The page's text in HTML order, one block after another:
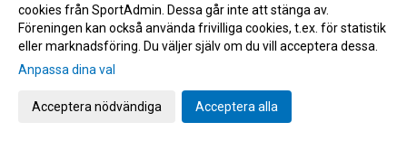
Norrby inledde lägret med ett kryss mot Varberg
Anton Cajtoft förlänger med Norrby: "Trivs väldigt bra här" 2022-06-15 17:00
TV: Max Olsson om att äntligen vara tillbaka i truppen
cookies från SportAdmin. Dessa går inte att stänga av.
Föreningen kan också använda frivilliga cookies, t.ex. för statistik
eller marknadsföring. Du väljer själv om du vill acceptera dessa.
Anpassa dina val
Acceptera nödvändiga Acceptera alla